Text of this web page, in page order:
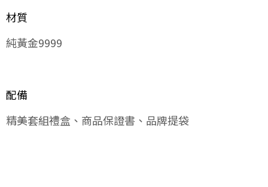
材質
純黃金9999
配備
精美套組禮盒、商品保證書、品牌提袋